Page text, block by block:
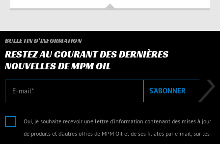
BULLETIN D’INFORMATION
RESTEZ AU COURANT DES DERNIÈRES
NOUVELLES DE MPM OIL
E-mail S’ABONNER
Oui, je souhaite recevoir une lettre d’information contenant des mises à jour
de produits et d’autres offres de MPM Oil et de ses filiales par e-mail, sur les